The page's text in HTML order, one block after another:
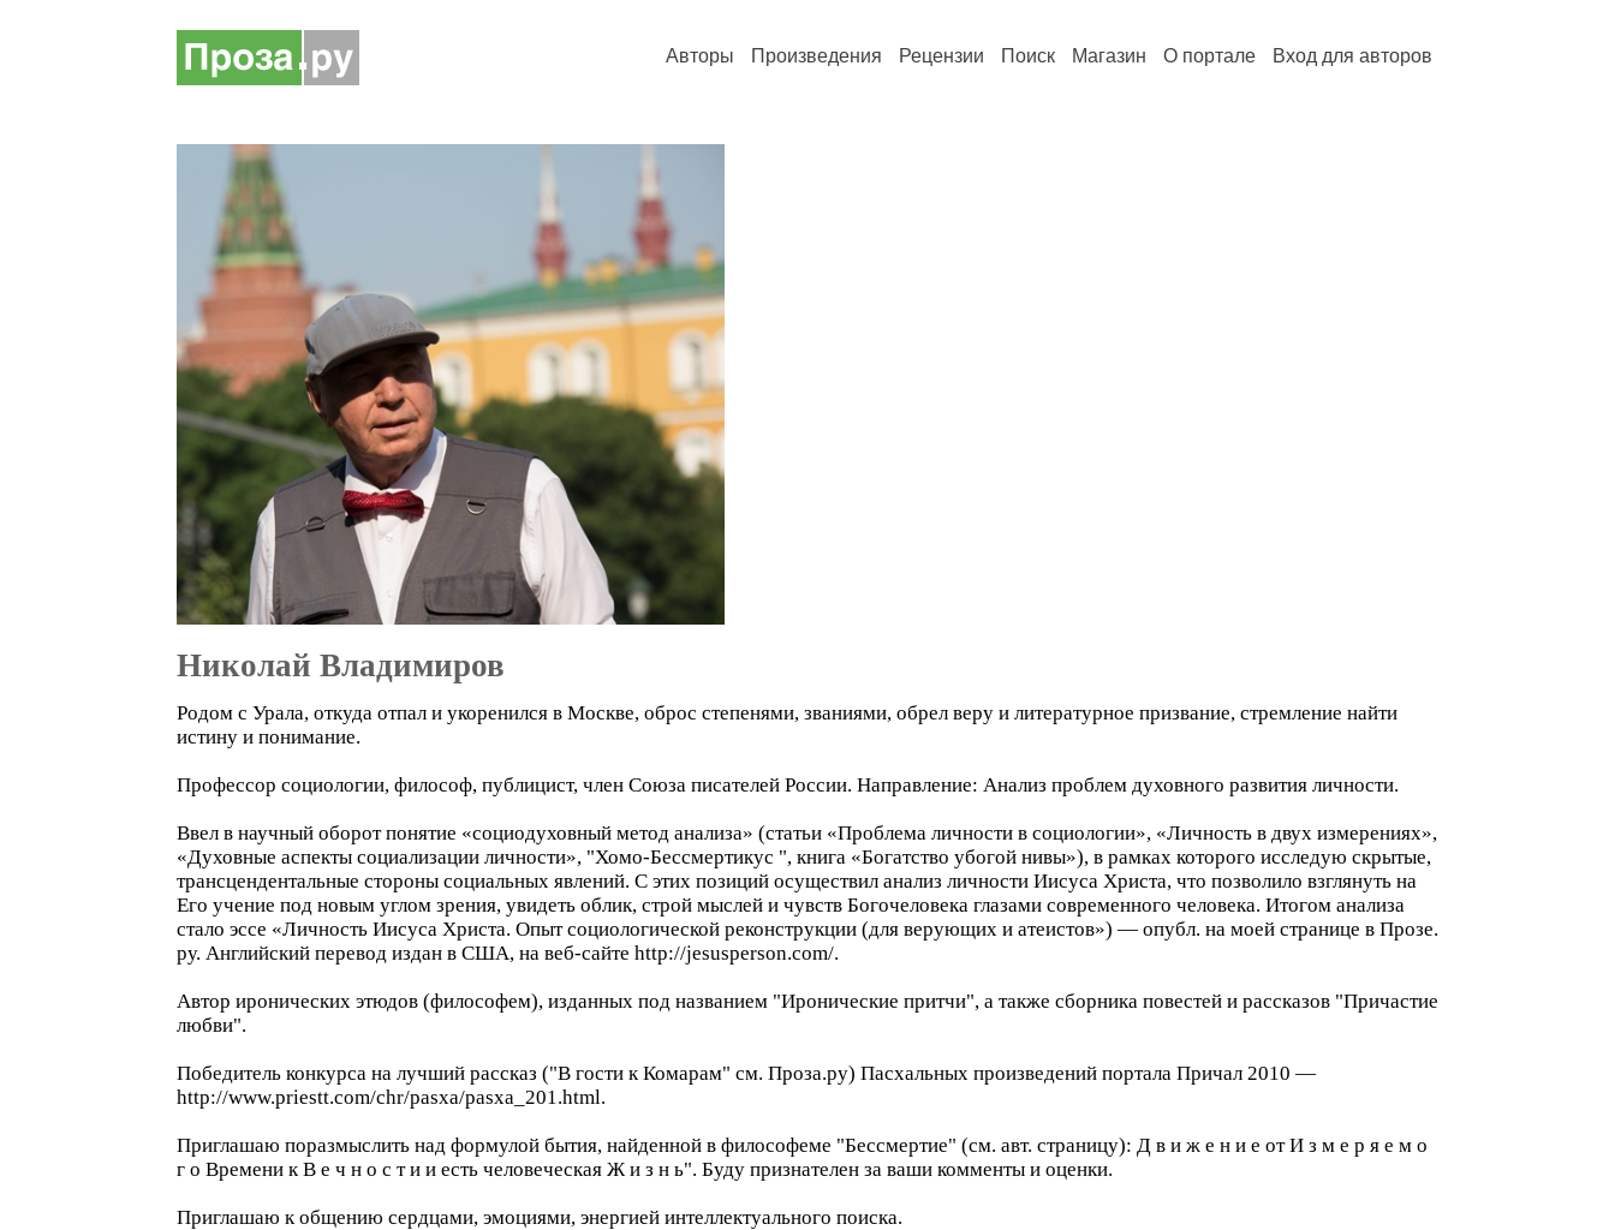
Авторы Произведения Рецензии Поиск Магазин О портале Вход для авторов
Николай Владимиров
Родом с Урала, откуда отпал и укоренился в Москве, оброс степенями, званиями, обрел веру и литературное призвание, стремление найти
истину и понимание.
Профессор социологии, философ, публицист, член Союза писателей России. Направление: Анализ проблем духовного развития личности.
Ввел в научный оборот понятие «социодуховный метод анализа» (статьи «Проблема личности в социологии», «Личность в двух измерениях»,
«Духовные аспекты социализации личности», "Хомо-Бессмертикус ", книга «Богатство убогой нивы»), в рамках которого исследую скрытые,
трансцендентальные стороны социальных явлений. С этих позиций осуществил анализ личности Иисуса Христа, что позволило взглянуть на
Его учение под новым углом зрения, увидеть облик, строй мыслей и чувств Богочеловека глазами современного человека. Итогом анализа
стало эссе «Личность Иисуса Христа. Опыт социологической реконструкции (для верующих и атеистов») — опубл. на моей странице в Прозе.
ру. Английский перевод издан в США, на веб-сайте http://jesusperson.com/.
Автор иронических этюдов (философем), изданных под названием "Иронические притчи", а также сборника повестей и рассказов "Причастие
любви".
Победитель конкурса на лучший рассказ ("В гости к Комарам" см. Проза.ру) Пасхальных произведений портала Причал 2010 —
http://www.priestt.com/chr/pasxa/pasxa_201.html.
Приглашаю поразмыслить над формулой бытия, найденной в философеме "Бессмертие" (см. авт. страницу): Д в и ж е н и е от И з м е р я е м о
г о Времени к В е ч н о с т и и есть человеческая Ж и з н ь". Буду признателен за ваши комменты и оценки.
Приглашаю к общению сердцами, эмоциями, энергией интеллектуального поиска.